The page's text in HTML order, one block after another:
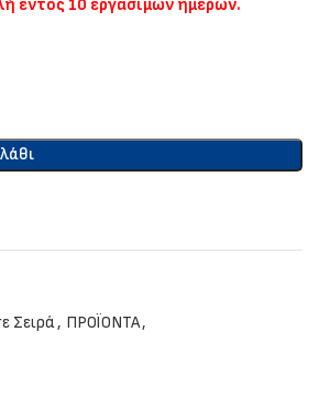
εντός 10 εργάσιμων ημερών.
Σειρά, ΠΡΟΪΟΝΤΑ,